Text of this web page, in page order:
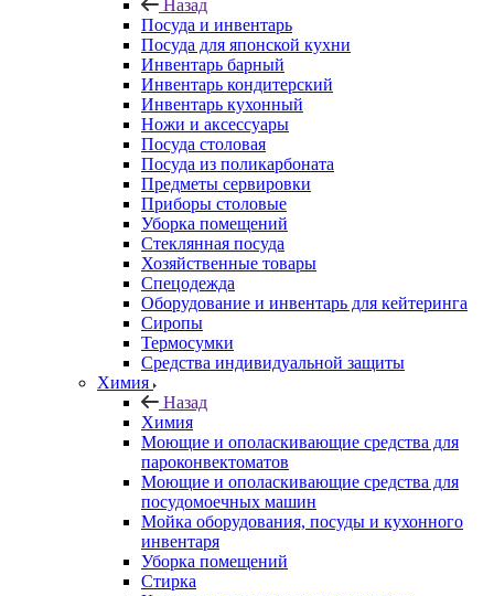
Назад
Посуда и инвентарь
Посуда для японской кухни
Инвентарь барный
Инвентарь кондитерский
Инвентарь кухонный
Ножи и аксессуары
Посуда столовая
Посуда из поликарбоната
Предметы сервировки
Приборы столовые
Уборка помещений
Стеклянная посуда
Хозяйственные товары
Спецодежда
Оборудование и инвентарь для кейтеринга
Сиропы
Термосумки
Средства индивидуальной защиты
Химия
Назад
Химия
Моющие и ополаскивающие средства для
пароконвектоматов
Моющие и ополаскивающие средства для
посудомоечных машин
Мойка оборудования, посуды и кухонного
инвентаря
Уборка помещений
Стирка